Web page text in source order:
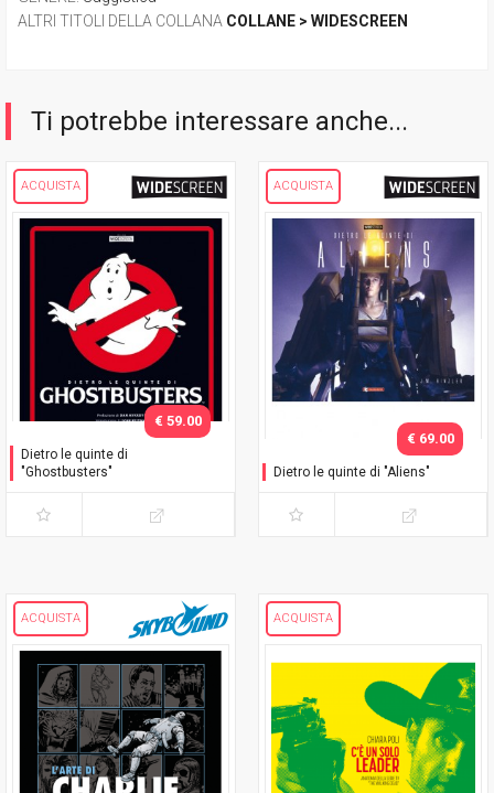
ALTRI TITOLI DELLA COLLANA COLLANE > WIDESCREEN
Ti potrebbe interessare anche...
ACQUISTA
Dietro le quinte di
"Ghostbusters"
€ 59.00
ACQUISTA
Dietro le quinte di "Aliens"
€ 69.00
ACQUISTA ACQUISTA